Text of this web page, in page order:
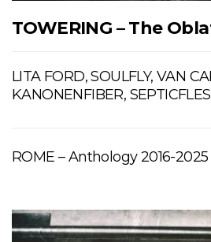
TOWERING – The
LITA FORD, SOULFLY, VAN
KANONENFIBER,
ROME – Anthology 2016-2025